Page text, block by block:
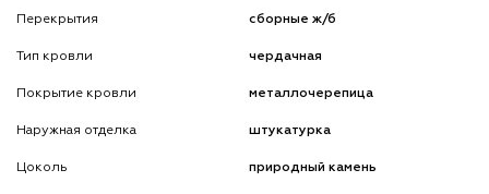
Перекрытия сборные ж/б
Тип кровли чердачная
Покрытие кровли металлочерепица
Наружная отделка штукатурка
Цоколь природный камень